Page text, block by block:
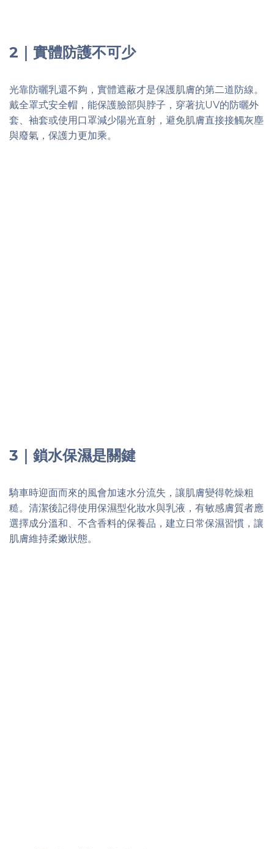
2｜實體防護不可少
光靠防曬乳還不夠，實體遮蔽才是保護肌膚的第二道防線。
戴全罩式安全帽，能保護臉部與脖子，穿著抗UV的防曬外
套、袖套或使用口罩減少陽光直射，避免肌膚直接接觸灰塵
與廢氣，保護力更加乘。
3｜鎖水保濕是關鍵
騎車時迎面而來的風會加速水分流失，讓肌膚變得乾燥粗
糙。清潔後記得使用保濕型化妝水與乳液，有敏感膚質者應
選擇成分溫和、不含香料的保養品，建立日常保濕習慣，讓
肌膚維持柔嫩狀態。